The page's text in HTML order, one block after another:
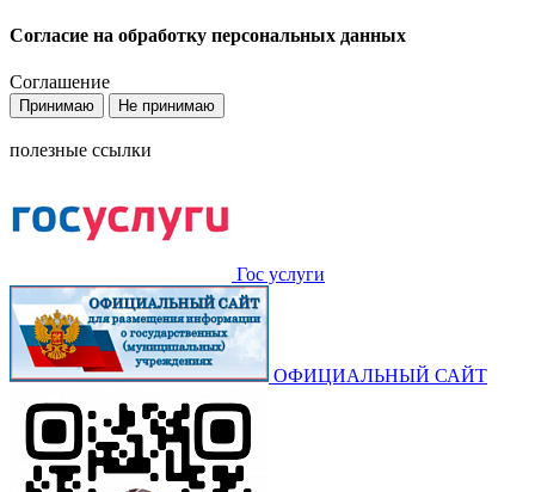
Согласие на обработку персональных данных
Соглашение
Принимаю Не принимаю
полезные ссылки
Гос услуги
ОФИЦИАЛЬНЫЙ САЙТ